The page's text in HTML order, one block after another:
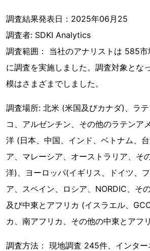
調査結果発表日：2025年06月25
調査者: SDKI Analytics
調査範囲： 当社のアナリストは 585
に調査を実施しました。調査対象とな
模はさまざまでしました。
調査場所: 北米 (米国及びカナダ)、ラ
コ、アルゼンチン、その他のラテンア
洋 (日本、中国、インド、ベトナム、
ア、マレーシア、オーストラリア、そ
洋)、ヨーロッパ(イギリス、ドイツ、
ア、スペイン、ロシア、NORDIC、そ
及び中東とアフリカ (イスラエル、
カ、南アフリカ、その他の中東とアフ
調査方法： 現地調査 245件、インタ